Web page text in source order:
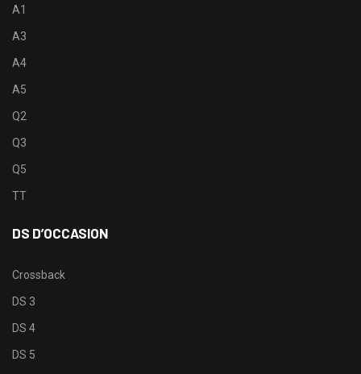
A1
A3
A4
A5
Q2
Q3
Q5
TT
DS D’OCCASION
Crossback
DS 3
DS 4
DS 5